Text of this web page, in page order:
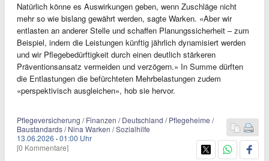
Natürlich könne es Auswirkungen geben, wenn Zuschläge nicht
mehr so wie bislang gewährt werden, sagte Warken. «Aber wir
entlasten an anderer Stelle und schaffen Planungssicherheit – zum
Beispiel, indem die Leistungen künftig jährlich dynamisiert werden
und wir Pflegebedürftigkeit durch einen deutlich stärkeren
Präventionsansatz vermeiden und verzögern.» In Summe dürften
die Entlastungen die befürchteten Mehrbelastungen zudem
«perspektivisch ausgleichen», hob sie hervor.
Pflegeversicherung / Finanzen / Deutschland / Pflegeheime /
Baustandards / Nina Warken / Sozialhilfe
13.06.2026 ·01:00 Uhr
[0 Kommentare]